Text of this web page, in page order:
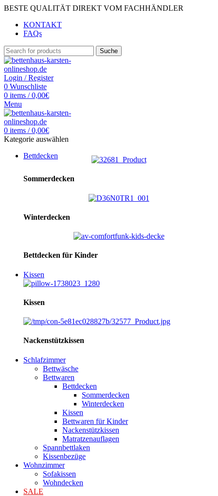
BESTE QUALITÄT DIREKT VOM FACHHÄNDLER
KONTAKT
FAQs
Suche
Login / Register
0 Wunschliste
0 items / 0,00€
Menu
0 items / 0,00€
Kategorie auswählen
Bettdecken
Sommerdecken
Winterdecken
Bettdecken für Kinder
Kissen
Kissen
Nackenstützkissen
Schlafzimmer
Bettwäsche
Bettwaren
Bettdecken
Sommerdecken
Winterdecken
Kissen
Bettwaren für Kinder
Nackenstützkissen
Matratzenauflagen
Spannbettlaken
Kissenbezüge
Wohnzimmer
Sofakissen
Wohndecken
SALE